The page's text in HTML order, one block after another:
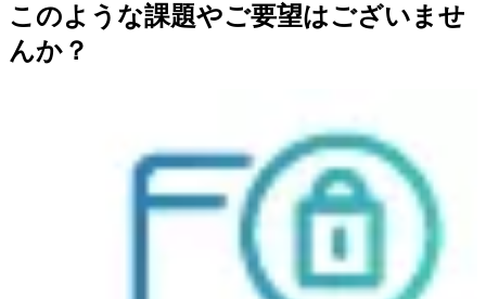
このような課題やご要望はございませ
んか？